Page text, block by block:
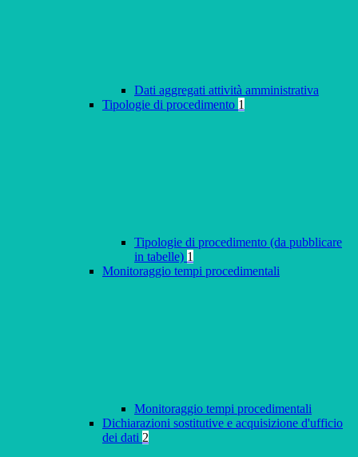
Dati aggregati attività amministrativa
Tipologie di procedimento 1
Tipologie di procedimento (da pubblicare
in tabelle) 1
Monitoraggio tempi procedimentali
Monitoraggio tempi procedimentali
Dichiarazioni sostitutive e acquisizione d'ufficio
dei dati 2